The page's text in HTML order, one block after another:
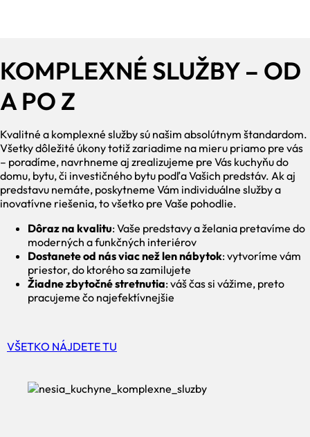
KOMPLEXNÉ SLUŽBY – OD
A PO Z
Kvalitné a komplexné služby sú našim absolútnym štandardom.
Všetky dôležité úkony totiž zariadime na mieru priamo pre vás
– poradíme, navrhneme aj zrealizujeme pre Vás kuchyňu do
domu, bytu, či investičného bytu podľa Vašich predstáv. Ak aj
predstavu nemáte, poskytneme Vám individuálne služby a
inovatívne riešenia, to všetko pre Vaše pohodlie.
Dôraz na kvalitu: Vaše predstavy a želania pretavíme do
moderných a funkčných interiérov
Dostanete od nás viac než len nábytok: vytvoríme vám
priestor, do ktorého sa zamilujete
Žiadne zbytočné stretnutia: váš čas si vážime, preto
pracujeme čo najefektívnejšie
VŠETKO NÁJDETE TU